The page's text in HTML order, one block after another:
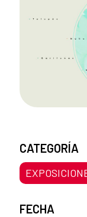
CATEGORÍA
FECHA